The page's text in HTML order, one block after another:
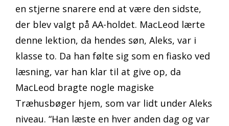
en stjerne snarere end at være den sidste,
der blev valgt på AA-holdet. MacLeod lærte
denne lektion, da hendes søn, Aleks, var i
klasse to. Da han følte sig som en fiasko ved
læsning, var han klar til at give op, da
MacLeod bragte nogle magiske
Træhusbøger hjem, som var lidt under Aleks
niveau. “Han læste en hver anden dag og var